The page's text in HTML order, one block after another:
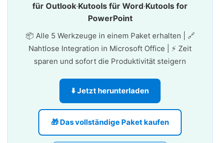
für Outlook·Kutools für Word·Kutools for
PowerPoint
📦 Alle 5 Werkzeuge in einem Paket erhalten | 🔗
Nahtlose Integration in Microsoft Office | ⚡ Zeit
sparen und sofort die Produktivität steigern
⬇️ Jetzt herunterladen
🎁 Das vollständige Paket kaufen